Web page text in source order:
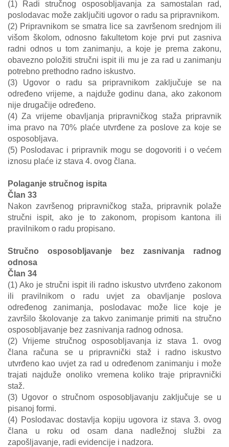
(1) Radi stručnog osposobljavanja za samostalan rad,
poslodavac može zaključiti ugovor o radu sa pripravnikom.
(2) Pripravnikom se smatra lice sa završenom srednjom ili
višom školom, odnosno fakultetom koje prvi put zasniva
radni odnos u tom zanimanju, a koje je prema zakonu,
obavezno položiti stručni ispit ili mu je za rad u zanimanju
potrebno prethodno radno iskustvo.
(3) Ugovor o radu sa pripravnikom zaključuje se na
određeno vrijeme, a najduže godinu dana, ako zakonom
nije drugačije određeno.
(4) Za vrijeme obavljanja pripravničkog staža pripravnik
ima pravo na 70% plaće utvrđene za poslove za koje se
osposobljava.
(5) Poslodavac i pripravnik mogu se dogovoriti i o većem
iznosu plaće iz stava 4. ovog člana.
Polaganje stručnog ispita
Član 33
Nakon završenog pripravničkog staža, pripravnik polaže
stručni ispit, ako je to zakonom, propisom kantona ili
pravilnikom o radu propisano.
Stručno osposobljavanje bez zasnivanja radnog
odnosa
Član 34
(1) Ako je stručni ispit ili radno iskustvo utvrđeno zakonom
ili pravilnikom o radu uvjet za obavljanje poslova
određenog zanimanja, poslodavac može lice koje je
završilo školovanje za takvo zanimanje primiti na stručno
osposobljavanje bez zasnivanja radnog odnosa.
(2) Vrijeme stručnog osposobljavanja iz stava 1. ovog
člana računa se u pripravnički staž i radno iskustvo
utvrđeno kao uvjet za rad u određenom zanimanju i može
trajati najduže onoliko vremena koliko traje pripravnički
staž.
(3) Ugovor o stručnom osposobljavanju zaključuje se u
pisanoj formi.
(4) Poslodavac dostavlja kopiju ugovora iz stava 3. ovog
člana u roku od osam dana nadležnoj službi za
zapošljavanje, radi evidencije i nadzora.